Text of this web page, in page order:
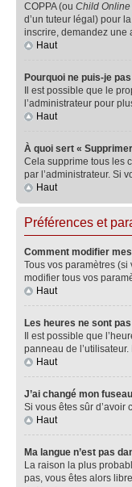
COPPA (ou Child Online
d’un tuteur légal) pour
inscrire, demandez une
Haut
Pourquoi ne puis-je
Il est possible que le
l’administrateur pour
Haut
À quoi sert «
Cela supprime tous les
par l’administrateur. Si
Haut
Préférences et
Comment modifier
Tous vos paramètres
modifier tous vos
Haut
Les heures ne sont
Il est possible que
panneau de
Haut
J’ai changé mon
Si vous êtes sûr d’avoir
Haut
Ma langue n’est pas
La raison la plus
pas, vous êtes alors